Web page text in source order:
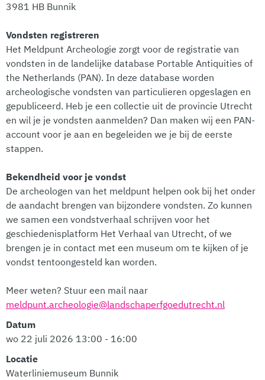
3981 HB Bunnik
Vondsten registreren
Het Meldpunt Archeologie zorgt voor de registratie van
vondsten in de landelijke database Portable Antiquities of
the Netherlands (PAN). In deze database worden
archeologische vondsten van particulieren opgeslagen en
gepubliceerd. Heb je een collectie uit de provincie Utrecht
en wil je je vondsten aanmelden? Dan maken wij een PAN-
account voor je aan en begeleiden we je bij de eerste
stappen.
Bekendheid voor je vondst
De archeologen van het meldpunt helpen ook bij het onder
de aandacht brengen van bijzondere vondsten. Zo kunnen
we samen een vondstverhaal schrijven voor het
geschiedenisplatform Het Verhaal van Utrecht, of we
brengen je in contact met een museum om te kijken of je
vondst tentoongesteld kan worden.
Meer weten? Stuur een mail naar
meldpunt.archeologie@landschaperfgoedutrecht.nl
Datum
wo 22 juli 2026 13:00 - 16:00
Locatie
Waterliniemuseum Bunnik